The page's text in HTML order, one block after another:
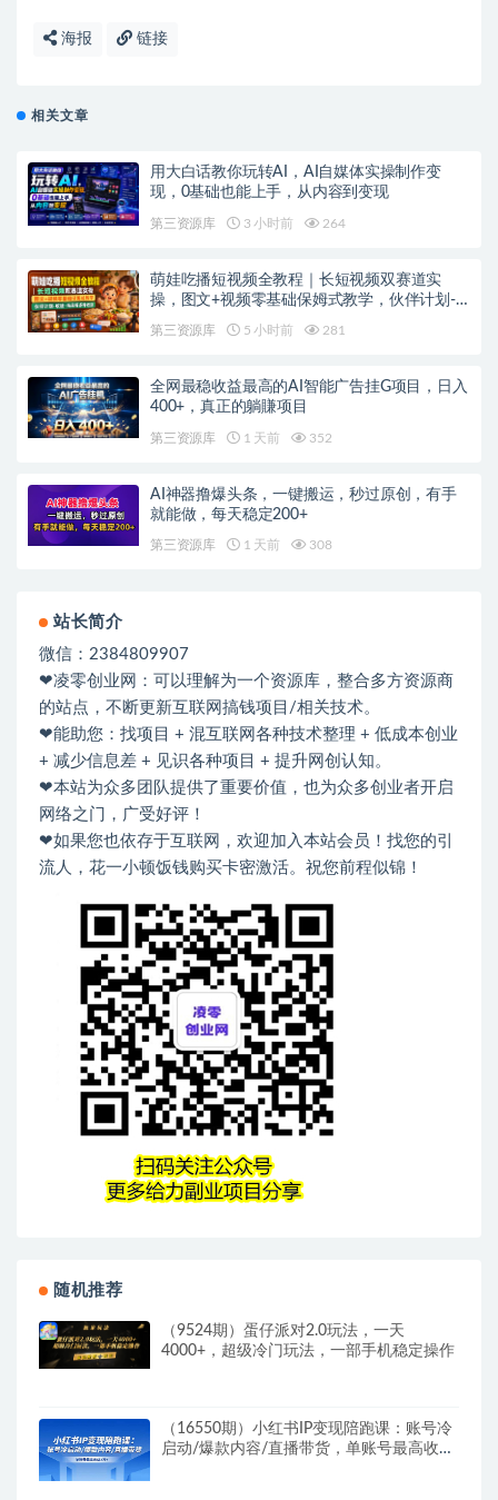
海报 链接
相关文章
用大白话教你玩转AI，AI自媒体实操制作变
现，0基础也能上手，从内容到变现
第三资源库 3 小时前 264
萌娃吃播短视频全教程｜长短视频双赛道实
操，图文+视频零基础保姆式教学，伙伴计划-
第三资源库 5 小时前 281
全网最稳收益最高的AI智能广告挂G项目，日入
400+，真正的躺賺项目
第三资源库 1 天前 352
AI神器撸爆头条，一键搬运，秒过原创，有手
就能做，每天稳定200+
第三资源库 1 天前 308
站长简介
微信：2384809907
❤凌零创业网：可以理解为一个资源库，整合多方资源商
的站点，不断更新互联网搞钱项目/相关技术。
❤能助您：找项目 + 混互联网各种技术整理 + 低成本创业
+ 减少信息差 + 见识各种项目 + 提升网创认知。
❤本站为众多团队提供了重要价值，也为众多创业者开启
网络之门，广受好评！
❤如果您也依存于互联网，欢迎加入本站会员！找您的引
流人，花一小顿饭钱购买卡密激活。祝您前程似锦！
随机推荐
（9524期）蛋仔派对2.0玩法，一天
4000+，超级冷门玩法，一部手机稳定操作
（16550期）小红书IP变现陪跑课：账号冷
启动/爆款内容/直播带货，单账号最高收益